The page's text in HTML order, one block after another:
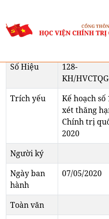
VĂN BẢN MỚI
Số Hiệu
128-
KH/HVCTQG
Trích yếu
Kế hoạch số
xét thăng
Chính trị
2020
Người ký
Ngày ban
hành
07/05/2020
Toàn văn